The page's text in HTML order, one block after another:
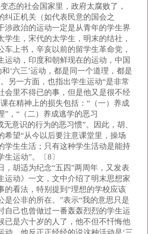
态的社会国家里，政府太腐败了，
纠正机关（如代表民意的国会之
涉政治的运动一定是从青年的学生界
学生，宋代的太学生，明末的结社，
车上书，辛亥以前的留学生革命党，
运动，印度和朝鲜现在的运动，中国
和‘六三’运动，都是同一个道理，都是
另一方面，也指出学生运动“是非常
会里不得已的事，但是他又是很不经
在精神上的损失包括：“（一）养成
”，“（二）养成逃学的恶习
无意识的行为的恶习惯”。因此，胡、
希望“从今以后要注意课堂里，操场
学生生活；只有这种学生活动是能持
运动”。〔8〕
胡适为纪念“五四”两周年，又发表
运动》一文，文中介绍了明末思想家
的看法，特别提到“理想的学校应该
是公非的所在。”表示“我的意思只是
自己也曾做过一番轰轰烈烈的学生运
已是六十岁的人了，他不但不忏悔他
动，他反正正经经的说这种活动是‘三